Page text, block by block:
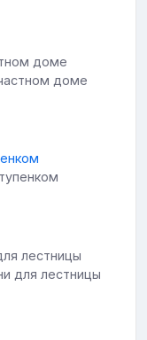
доме
для лестницы